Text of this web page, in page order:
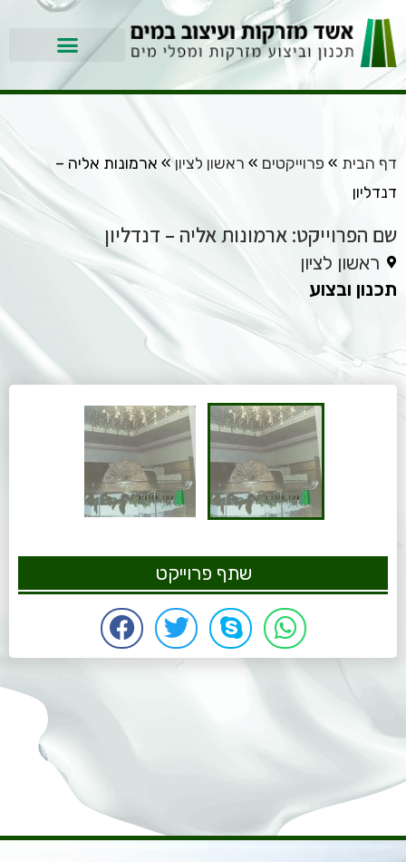
דף הבית » פרוייקטים » ראשון לציון» ארמונות אליה –
דנדליון
שם הפרוייקט: ארמונות אליה – דנדליון
ראשון לציון
תכנון ובצוע
שתף פרוייקט